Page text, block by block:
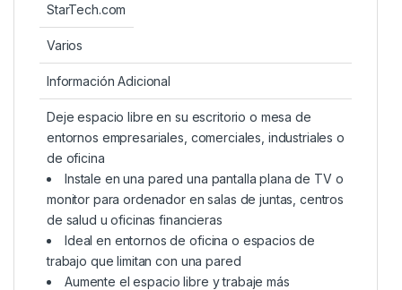
StarTech.com
Varios
Información Adicional
Deje espacio libre en su escritorio o mesa de
entornos empresariales, comerciales, industriales o
de oficina
Instale en una pared una pantalla plana de TV o
monitor para ordenador en salas de juntas, centros
de salud u oficinas financieras
Ideal en entornos de oficina o espacios de
trabajo que limitan con una pared
Aumente el espacio libre y trabaje más